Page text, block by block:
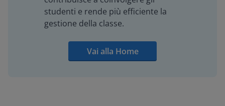
studenti e rende più efficiente la
gestione della classe.
Vai alla Home